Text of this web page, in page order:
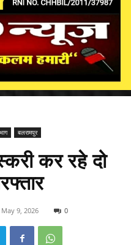
बलरामपुर
कर रहे दो
May 9, 2026 0